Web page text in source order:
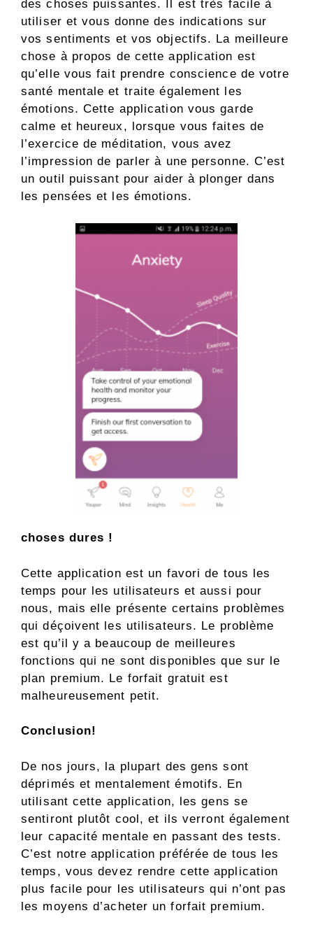
des choses puissantes. Il est très facile à
utiliser et vous donne des indications sur
vos sentiments et vos objectifs. La meilleure
chose à propos de cette application est
qu’elle vous fait prendre conscience de votre
santé mentale et traite également les
émotions. Cette application vous garde
calme et heureux, lorsque vous faites de
l’exercice de méditation, vous avez
l’impression de parler à une personne. C’est
un outil puissant pour aider à plonger dans
les pensées et les émotions.
choses dures !
Cette application est un favori de tous les
temps pour les utilisateurs et aussi pour
nous, mais elle présente certains problèmes
qui déçoivent les utilisateurs. Le problème
est qu’il y a beaucoup de meilleures
fonctions qui ne sont disponibles que sur le
plan premium. Le forfait gratuit est
malheureusement petit.
Conclusion!
De nos jours, la plupart des gens sont
déprimés et mentalement émotifs. En
utilisant cette application, les gens se
sentiront plutôt cool, et ils verront également
leur capacité mentale en passant des tests.
C’est notre application préférée de tous les
temps, vous devez rendre cette application
plus facile pour les utilisateurs qui n’ont pas
les moyens d’acheter un forfait premium.